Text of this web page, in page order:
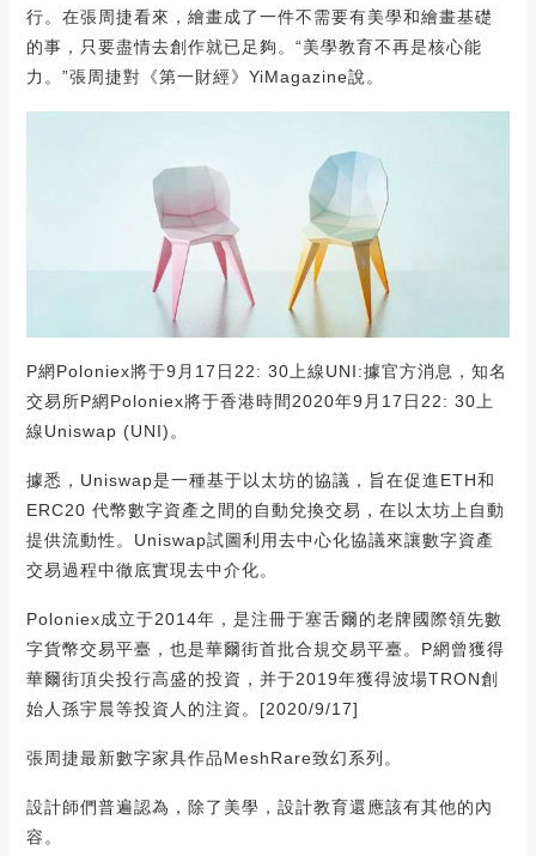
行。在張周捷看來，繪畫成了一件不需要有美學和繪畫基礎
的事，只要盡情去創作就已足夠。“美學教育不再是核心能
力。”張周捷對《第一財經》YiMagazine說。
P網Poloniex將于9月17日22: 30上線UNI:據官方消息，知名
交易所P網Poloniex將于香港時間2020年9月17日22: 30上
線Uniswap (UNI)。
據悉，Uniswap是一種基于以太坊的協議，旨在促進ETH和
ERC20 代幣數字資產之間的自動兌換交易，在以太坊上自動
提供流動性。Uniswap試圖利用去中心化協議來讓數字資產
交易過程中徹底實現去中介化。
Poloniex成立于2014年，是注冊于塞舌爾的老牌國際領先數
字貨幣交易平臺，也是華爾街首批合規交易平臺。P網曾獲得
華爾街頂尖投行高盛的投資，并于2019年獲得波場TRON創
始人孫宇晨等投資人的注資。[2020/9/17]
張周捷最新數字家具作品MeshRare致幻系列。
設計師們普遍認為，除了美學，設計教育還應該有其他的內
容。